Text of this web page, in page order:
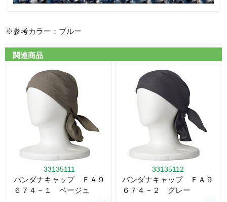
※参考カラー：ブルー
関連商品
33135111
バンダナキャップ ＦＡ９
６７４－１ ベージュ
33135112
バンダナキャップ ＦＡ９
６７４－２ グレー